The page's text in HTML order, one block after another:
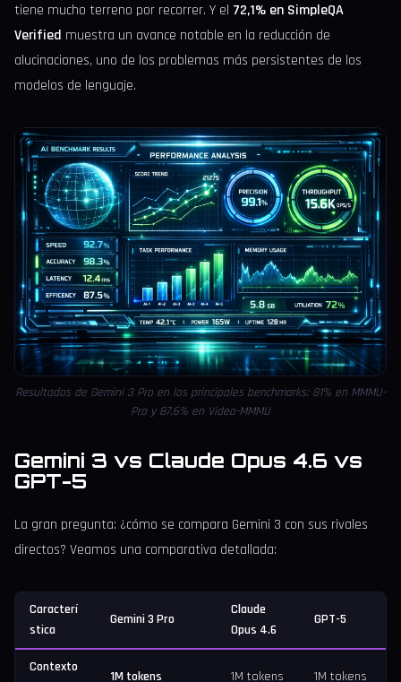
tiene mucho terreno por recorrer. Y el 72,1% en SimpleQA
Verified muestra un avance notable en la reducción de
alucinaciones, uno de los problemas más persistentes de los
modelos de lenguaje.
Resultados de Gemini 3 Pro en los principales benchmarks: 81% en MMMU-
Pro y 87,6% en Video-MMMU
Gemini 3 vs Claude Opus 4.6 vs
GPT-5
La gran pregunta: ¿cómo se compara Gemini 3 con sus rivales
directos? Veamos una comparativa detallada:
Caracterí
stica
Gemini 3 Pro
Claude
Opus 4.6
GPT-5
Contexto
1M tokens 1M tokens 1M tokens